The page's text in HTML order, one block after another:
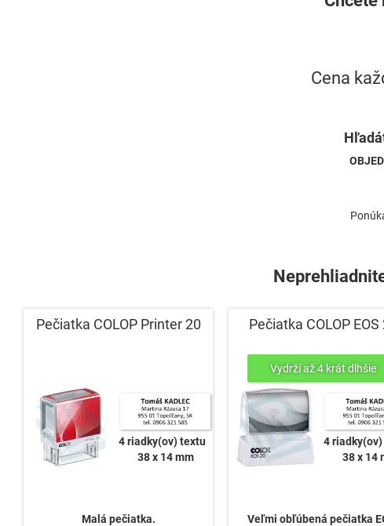
Cena
Pečiatka COLOP Printer 20
4 riadky(ov) textu
38 x 14 mm
Malá pečiatka.
Pečiatka COLOP EOS
4
38 x 14
Veľmi obľúbená pečiatka